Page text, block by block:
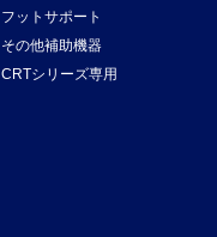
フットサポート
その他補助機器
CRTシリーズ専用